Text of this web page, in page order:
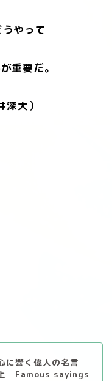
やって
重要だ。
大）
に響く偉人の名言
Famous sayings